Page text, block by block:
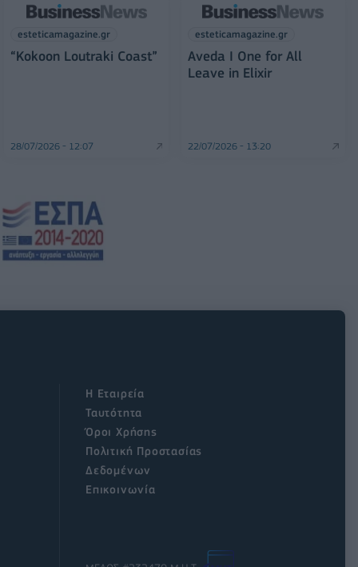
esteticamagazine.gr
“Kokoon Loutraki Coast”
28/07/2026 - 12:07
esteticamagazine.gr
Aveda I One for All
Leave in Elixir
22/07/2026 - 13:20
Η Εταιρεία
Ταυτότητα
Όροι Χρήσης
Πολιτική Προστασίας
Δεδομένων
Επικοινωνία